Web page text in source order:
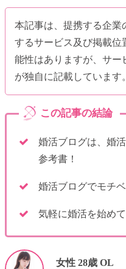
本記事は、提携する企業
するサービス及び掲載位
能性はありますが、サー
が独自に記載しています。
婚活ブログは、婚
参考書！
婚活ブログでモチ
気軽に婚活を始め
女性 28歳 OL